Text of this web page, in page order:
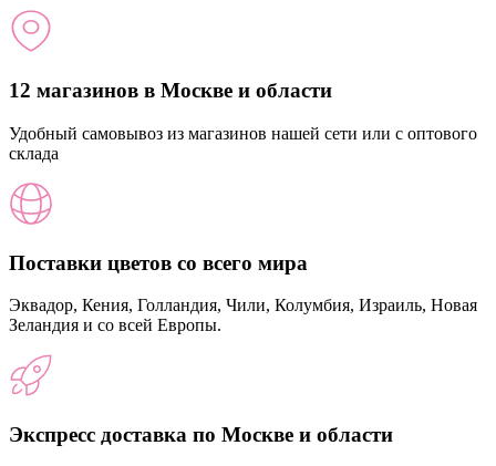
12 магазинов в Москве и области
Удобный самовывоз из магазинов нашей сети или с оптового
склада
Поставки цветов со всего мира
Эквадор, Кения, Голландия, Чили, Колумбия, Израиль, Новая
Зеландия и со всей Европы.
Экспресс доставка по Москве и области